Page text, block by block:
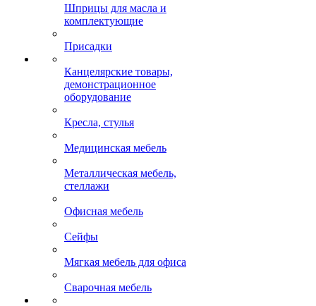
Шприцы для масла и
комплектующие
Присадки
Канцелярские товары,
демонстрационное
оборудование
Кресла, стулья
Медицинская мебель
Металлическая мебель,
стеллажи
Офисная мебель
Сейфы
Мягкая мебель для офиса
Сварочная мебель